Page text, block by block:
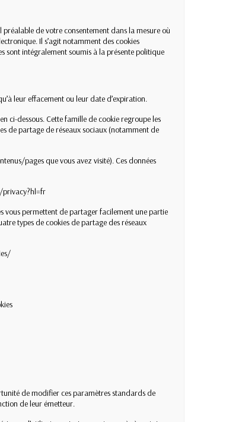
de votre consentement dans la mesure où
Il s’agit notamment des cookies
sont intégralement soumis à la présente politique
leur effacement ou leur date d’expiration.
ci-dessous. Cette famille de cookie regroupe les
de partage de réseaux sociaux (notamment de
pages que vous avez visité). Ces données
vous permettent de partager facilement une partie
types de cookies de partage des réseaux
de modifier ces paramètres standards de
de leur émetteur.